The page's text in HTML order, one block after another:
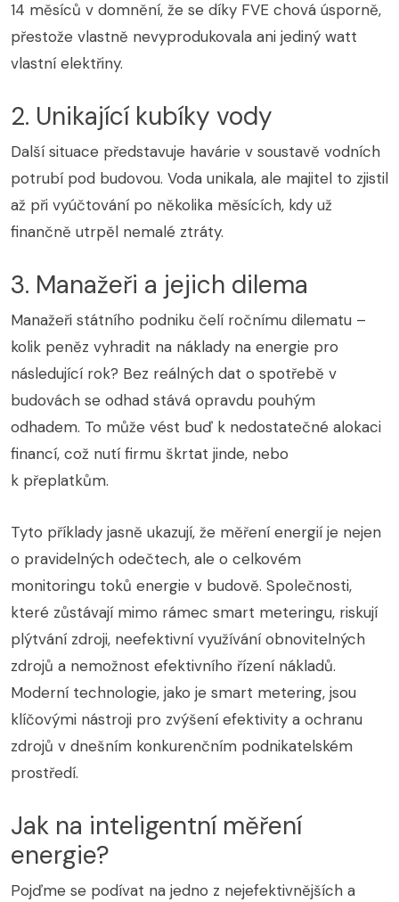
14 měsíců v domnění, že se díky FVE chová úsporně,
přestože vlastně nevyprodukovala ani jediný watt
vlastní elektřiny.
2. Unikající kubíky vody
Další situace představuje havárie v soustavě vodních
potrubí pod budovou. Voda unikala, ale majitel to zjistil
až při vyúčtování po několika měsících, kdy už
finančně utrpěl nemalé ztráty.
3. Manažeři a jejich dilema
Manažeři státního podniku čelí ročnímu dilematu –
kolik peněz vyhradit na náklady na energie pro
následující rok? Bez reálných dat o spotřebě v
budovách se odhad stává opravdu pouhým
odhadem. To může vést buď k nedostatečné alokaci
financí, což nutí firmu škrtat jinde, nebo
k přeplatkům.
Tyto příklady jasně ukazují, že měření energií je nejen
o pravidelných odečtech, ale o celkovém
monitoringu toků energie v budově. Společnosti,
které zůstávají mimo rámec smart meteringu, riskují
plýtvání zdroji, neefektivní využívání obnovitelných
zdrojů a nemožnost efektivního řízení nákladů.
Moderní technologie, jako je smart metering, jsou
klíčovými nástroji pro zvýšení efektivity a ochranu
zdrojů v dnešním konkurenčním podnikatelském
prostředí.
Jak na inteligentní měření
energie?
Pojďme se podívat na jedno z nejefektivnějších a